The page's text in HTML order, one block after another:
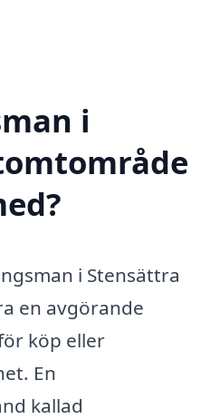
i
i Stensättra
en avgörande
köp eller
En
kallad